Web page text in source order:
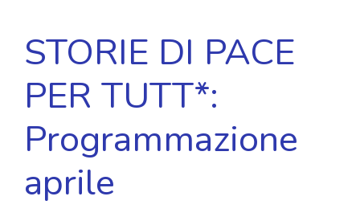
STORIE DI PACE
PER TUTT*:
Programmazione
aprile